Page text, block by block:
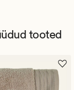
tooted